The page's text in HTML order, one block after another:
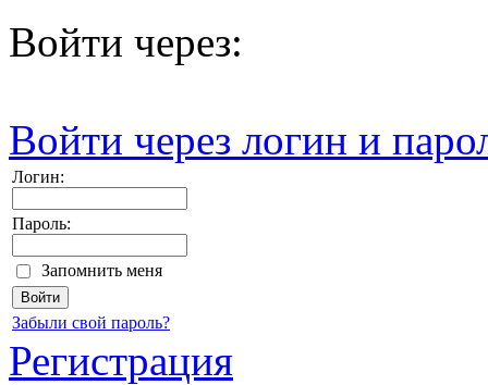
Войти через:
Войти через логин и
Логин:
Пароль:
Запомнить меня
Забыли свой пароль?
Регистрация